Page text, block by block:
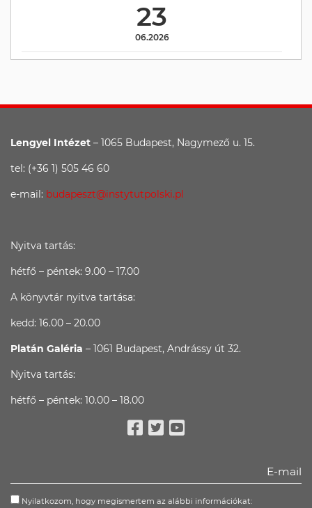
23
06.2026
Lengyel Intézet – 1065 Budapest, Nagymező u. 15.
tel: (+36 1) 505 46 60
e-mail: budapeszt@instytutpolski.pl
Nyitva tartás:
hétfő – péntek: 9.00 – 17.00
A könyvtár nyitva tartása:
kedd: 16.00 – 20.00
Platán Galéria – 1061 Budapest, Andrássy út 32.
Nyitva tartás:
hétfő – péntek: 10.00 – 18.00
Nyilatkozom, hogy megismertem az alábbi információkat: